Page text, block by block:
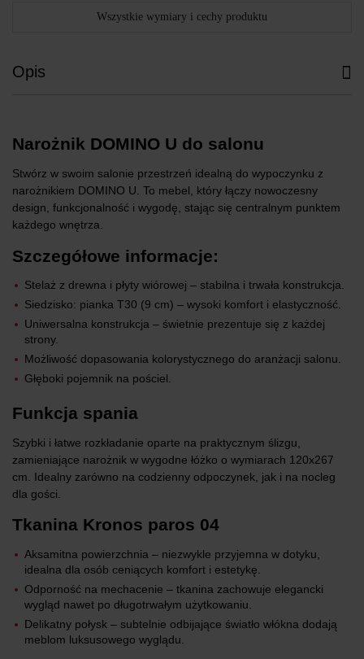
Wszystkie wymiary i cechy produktu
Opis
Narożnik DOMINO U do salonu
Stwórz w swoim salonie przestrzeń idealną do wypoczynku z
narożnikiem DOMINO U. To mebel, który łączy nowoczesny
design, funkcjonalność i wygodę, stając się centralnym punktem
każdego wnętrza.
Szczegółowe informacje:
Stelaż z drewna i płyty wiórowej – stabilna i trwała konstrukcja.
Siedzisko: pianka T30 (9 cm) – wysoki komfort i elastyczność.
Uniwersalna konstrukcja – świetnie prezentuje się z każdej
strony.
Możliwość dopasowania kolorystycznego do aranżacji salonu.
Głęboki pojemnik na pościel.
Funkcja spania
Szybki i łatwe rozkładanie oparte na praktycznym ślizgu,
zamieniające narożnik w wygodne łóżko o wymiarach 120x267
cm. Idealny zarówno na codzienny odpoczynek, jak i na nocleg
dla gości.
Tkanina Kronos paros 04
Aksamitna powierzchnia – niezwykle przyjemna w dotyku,
idealna dla osób ceniących komfort i estetykę.
Odporność na mechacenie – tkanina zachowuje elegancki
wygląd nawet po długotrwałym użytkowaniu.
Delikatny połysk – subtelnie odbijające światło włókna dodają
meblom luksusowego wyglądu.